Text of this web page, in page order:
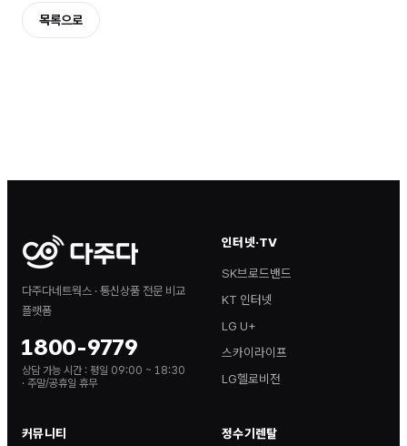
목록으로
다주다네트웍스 · 통신상품 전문 비교
플랫폼
1800-9779
상담 가능 시간 : 평일 09:00 ~ 18:30
· 주말/공휴일 휴무
인터넷·TV
SK브로드밴드
KT 인터넷
LG U+
스카이라이프
LG헬로비전
커뮤니티 정수기렌탈